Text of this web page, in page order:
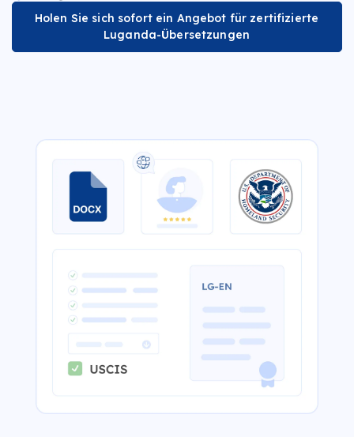
Holen Sie sich sofort ein Angebot für zertifizierte
Luganda-Übersetzungen